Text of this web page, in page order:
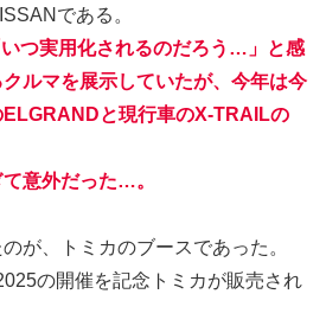
である。
つ実用化されるのだろう…」と感
ルマを展示していたが、今年は今
と現行車のX-TRAILの
意外だった…。
が、トミカのブースであった。
の開催を記念トミカが販売され